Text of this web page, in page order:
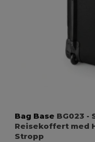
Bag Base BG023 -
Reisekoffert med
Stropp